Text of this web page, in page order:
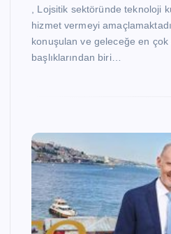
, Lojsitik sektöründe teknoloji
hizmet vermeyi
konuşulan ve geleceğe en
başlıklarından biri…